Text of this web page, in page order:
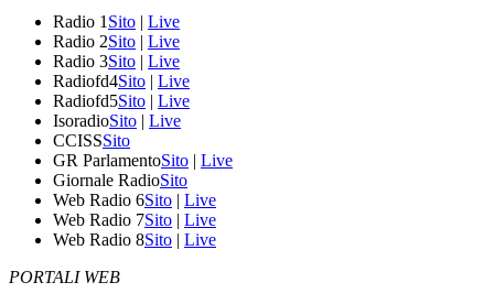
Radio 1 Sito | Live
Radio 2Sito | Live
Radio 3Sito | Live
Radiofd4Sito | Live
Radiofd5Sito | Live
IsoradioSito | Live
CCISSSito
GR ParlamentoSito | Live
Giornale RadioSito
Web Radio 6Sito | Live
Web Radio 7Sito | Live
Web Radio 8Sito | Live
PORTALI WEB